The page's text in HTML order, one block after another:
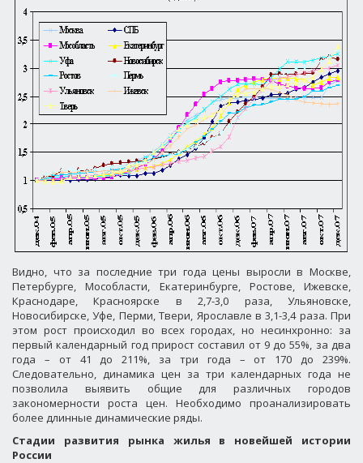
Видно, что за последние три года цены выросли в Москве,
Петербурге, Мособласти, Екатеринбурге, Ростове, Ижевске,
Краснодаре, Красноярске в 2,7-3,0 раза, Ульяновске,
Новосибирске, Уфе, Перми, Твери, Ярославле в 3,1-3,4 раза. При
этом рост происходил во всех городах, но несинхронно: за
первый календарный год прирост составил от 9 до 55%, за два
года – от 41 до 211%, за три года – от 170 до 239%.
Следовательно, динамика цен за три календарных года не
позволила выявить общие для различных городов
закономерности роста цен. Необходимо проанализировать
более длинные динамические ряды.
Стадии развития рынка жилья в новейшей истории
России